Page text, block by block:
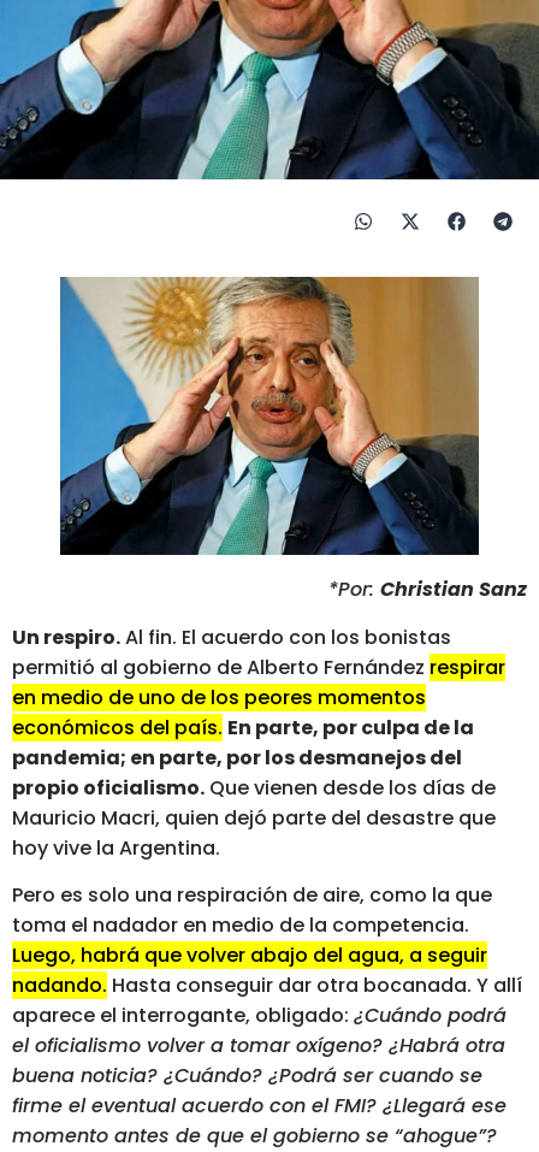
*Por: Christian Sanz
Un respiro.Al fin. El acuerdo con los bonistas
permitió al gobierno de Alberto Fernández respirar
en medio de uno de los peores momentos
económicos del país. En parte, por culpa de la
pandemia; en parte, por los desmanejos del
propio oficialismo. Que vienen desde los días de
Mauricio Macri, quien dejó parte del desastre que
hoy vive la Argentina.
Pero es solo una respiración de aire, como la que
toma el nadador en medio de la competencia.
Luego, habrá que volver abajo del agua, a seguir
nadando. Hasta conseguir dar otra bocanada. Y allí
aparece el interrogante, obligado: ¿Cuándo podrá
el oficialismo volver a tomar oxígeno? ¿Habrá otra
buena noticia? ¿Cuándo? ¿Podrá ser cuando se
firme el eventual acuerdo con el FMI? ¿Llegará ese
momento antes de que el gobierno se “ahogue”?